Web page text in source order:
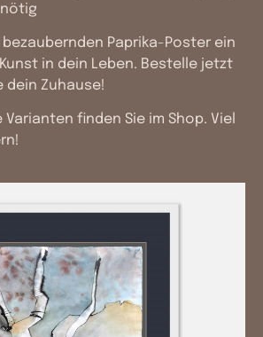
nötig
Paprika-Poster ein
in dein Leben. Bestelle jetzt
dein Zuhause!
finden Sie im Shop. Viel